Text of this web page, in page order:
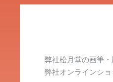
弊社松月堂の画筆
弊社オンラインショ